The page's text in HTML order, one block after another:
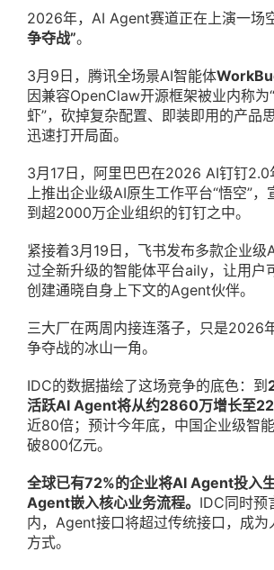
2026年，AI Agent赛道正在上演一场
争夺战”。
3月9日，腾讯全场景AI智能体
因兼容OpenClaw开源框架被业内称为
虾”，砍掉复杂配置、即装即用的产品
迅速打开局面。
3月17日，阿里巴巴在2026 AI钉钉2.0
上推出企业级AI原生工作平台“悟空”，
到超2000万企业组织的钉钉之中。
紧接着3月19日，飞书发布多款企业
过全新升级的智能体平台aily，让用户
创建通晓自身上下文的Agent伙伴。
三大厂在两周内接连落子，只是2026
争夺战的冰山一角。
IDC的数据描绘了这场竞争的底色：到
活跃AI Agent将从约2860万增长至
近80倍；预计今年底，中国企业级智
破800亿元。
全球已有72%的企业将AI Agent投入
Agent嵌入核心业务流程。 IDC同时预
内，Agent接口将超过传统接口，成为
方式。